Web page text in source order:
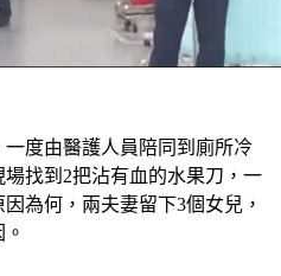
找到2把沾有血的水果刀，一
為何，兩夫妻留下3個女兒，